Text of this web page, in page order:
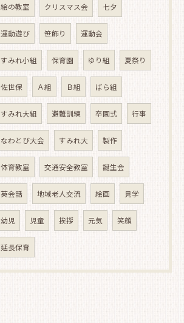
絵の教室 クリスマス会 七夕
運動遊び 笹飾り 運動会
すみれ小組 保育園 ゆり組 夏祭り
佐世保 Ａ組 Ｂ組 ばら組
すみれ大組 避難訓練 卒園式 行事
なわとび大会 すみれ大 製作
体育教室 交通安全教室 誕生会
英会話 地域老人交流 絵画 見学
幼児 児童 挨拶 元気 笑顔
延長保育